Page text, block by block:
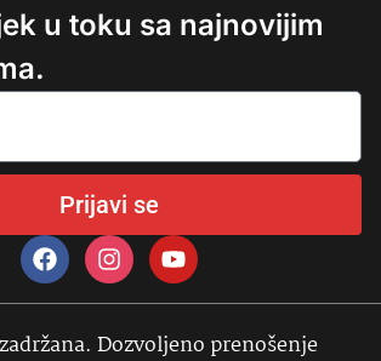
u toku sa najnovijim
Prijavi se
Dozvoljeno prenošenje